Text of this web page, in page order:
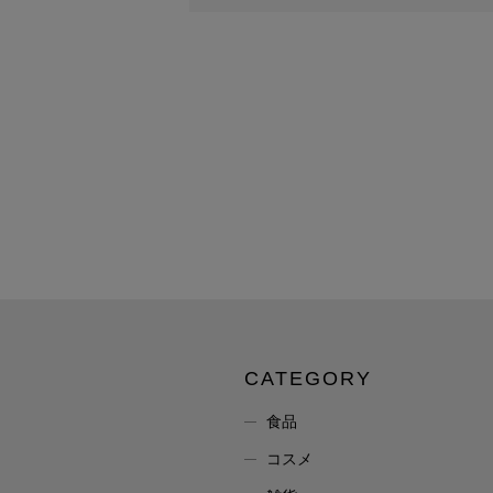
CATEGORY
食品
コスメ